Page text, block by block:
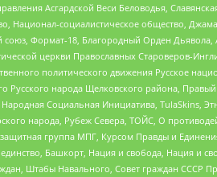
Асгардской Веси Беловодья,
Национал-социалистическое общество,
Формат-18, Благородный Орден
церкви Православных Староверов-
политического движения Русское
народа Щелковского района,
Социальная Инициатива, TulaSkins,
народа, Рубеж Севера, ТОЙС, О
группа МПГ, Курсом Правды и
Башкорт, Нация и свобода, Нация и
Штабы Навального, Совет граждан СССР